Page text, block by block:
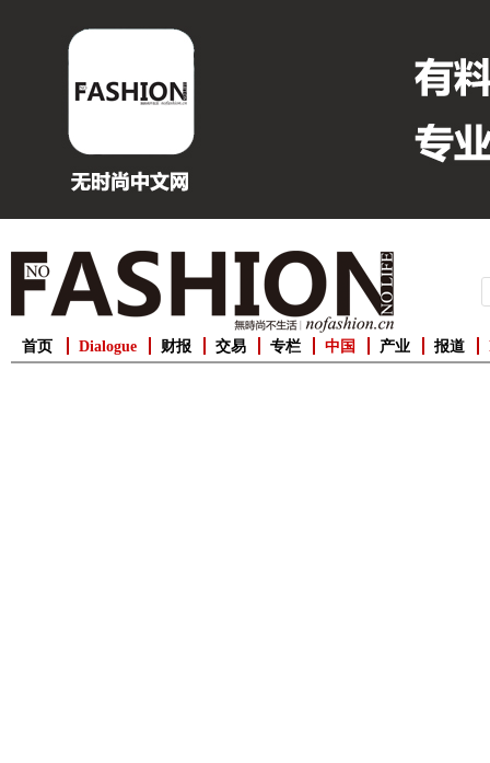
首页 Dialogue 财报 交易 专栏 中国 产业 报道